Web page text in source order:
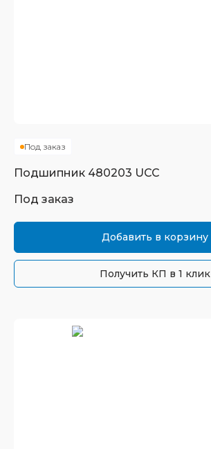
Под заказ
Подшипник 480203 UCC
Под заказ
Добавить в корзину
Получить КП в 1 клик